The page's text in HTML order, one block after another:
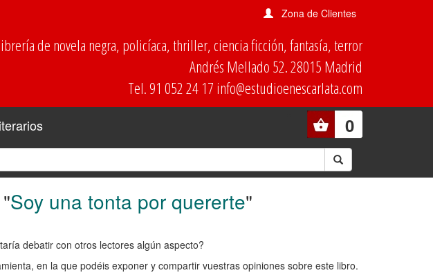
Zona de Clientes
de novela negra, policíaca, thriller, ciencia ficción, fantasía, terror
Andrés Mellado 52. 28015 Madrid
Tel. 91 052 24 17 info@estudioenescarlata.com
0
Soy una tonta por quererte"
debatir con otros lectores algún aspecto?
en la que podéis exponer y compartir vuestras opiniones sobre este libro.